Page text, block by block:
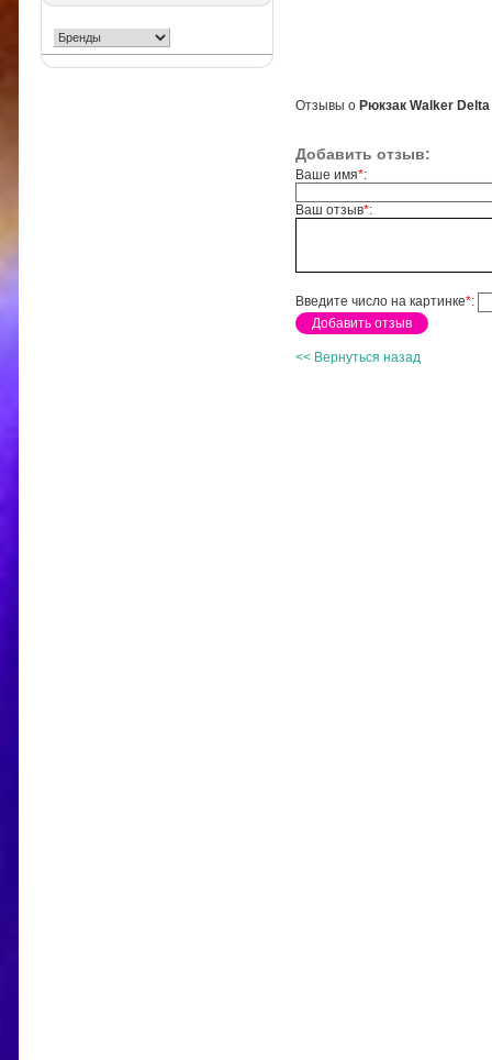
Отзывы о Рюкзак Walker
Добавить отзыв:
Ваше имя*:
Ваш отзыв*:
Введите число на картинке*:
<< Вернуться назад